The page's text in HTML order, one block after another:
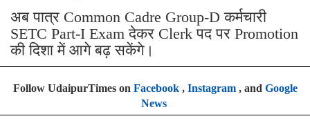
अब पात्र Common Cadre Group-D कर्मचारी
SETC Part-I Exam देकर Clerk पद पर Promotion
की दिशा में आगे बढ़ सकेंगे।
Follow UdaipurTimes on Facebook, Instagram, and Google
News